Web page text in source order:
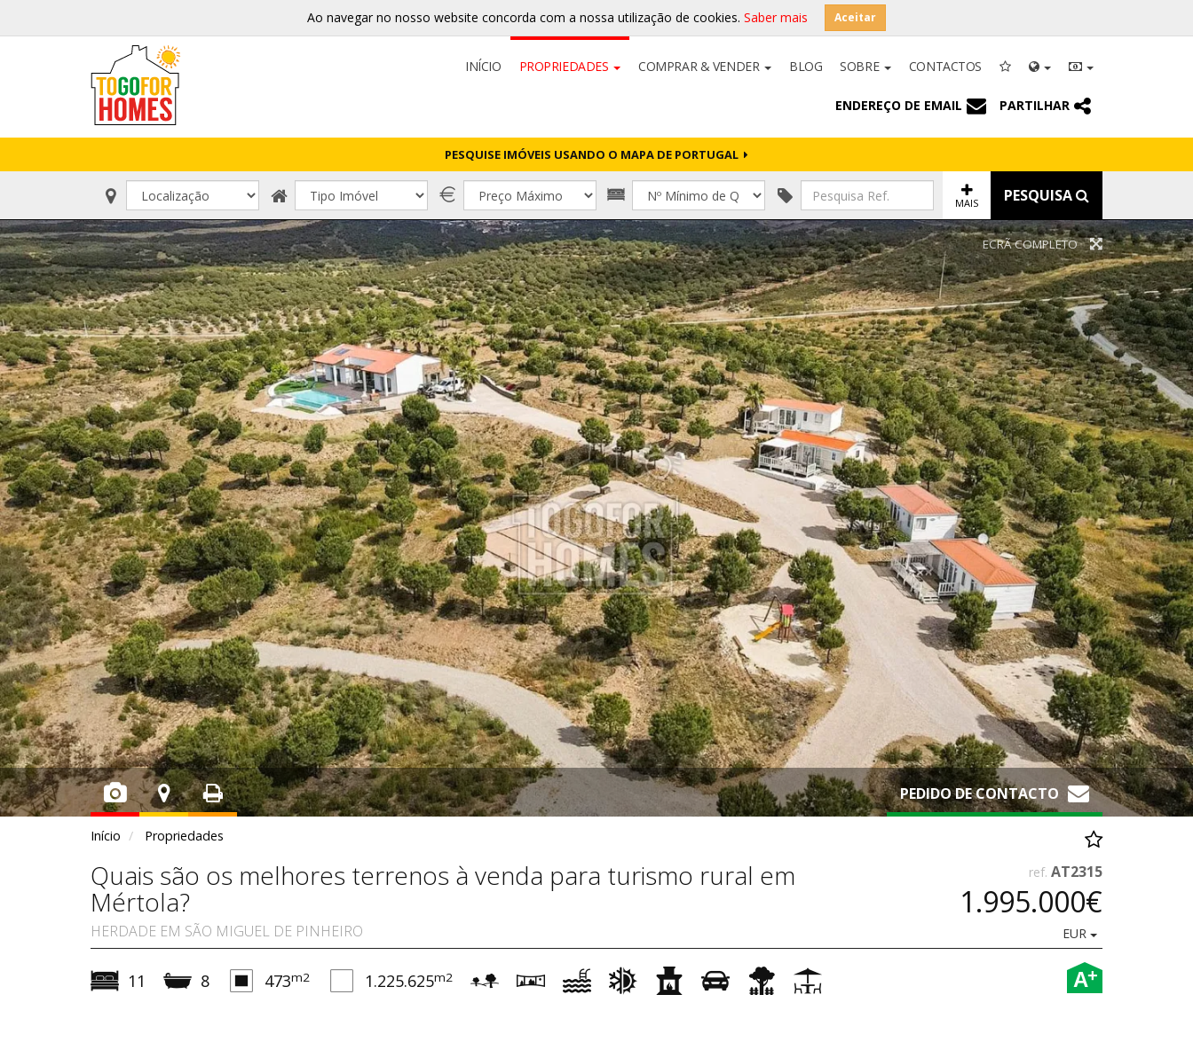
Ao navegar no nosso website concorda com a nossa utilização de cookies. Saber mais Aceitar
INÍCIO PROPRIEDADES COMPRAR & VENDER BLOG SOBRE CONTACTOS
ENDEREÇO DE EMAIL PARTILHAR
PESQUISE IMÓVEIS USANDO O MAPA DE PORTUGAL
MAIS PESQUISA
ECRÃ COMPLETO
PEDIDO DE CONTACTO
Início Propriedades
Quais são os melhores terrenos à venda para turismo rural em
Mértola?
HERDADE EM SÃO MIGUEL DE PINHEIRO
ref. AT2315
1.995.000€
EUR
A+
11 8 473m2 1.225.625m2